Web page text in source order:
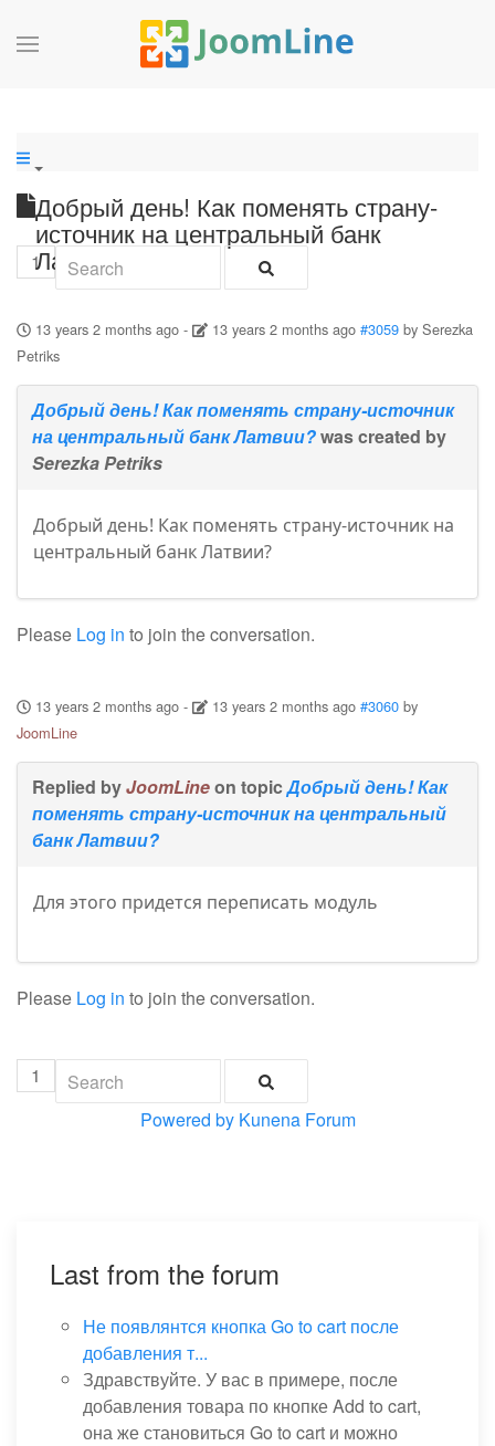
Добрый день! Как поменять страну-
источник на центральный банк
Латвии?
1
13 years 2 months ago- 13 years 2 months ago #3059 bySerezka
Petriks
Добрый день! Как поменять страну-источник
на центральный банк Латвии?was created by
Serezka Petriks
Добрый день! Как поменять страну-источник на
центральный банк Латвии?
Please Log in to join the conversation.
13 years 2 months ago- 13 years 2 months ago #3060 by
JoomLine
Replied byJoomLineon topicДобрый день! Как
поменять страну-источник на центральный
банк Латвии?
Для этого придется переписать модуль
Please Log in to join the conversation.
1
Powered by Kunena Forum
Last from the forum
Не появлянтся кнопка Go to cart после
добавления т...
Здравствуйте. У вас в примере, после
добавления товара по кнопке Add to cart,
она же становиться Go to cart и можно